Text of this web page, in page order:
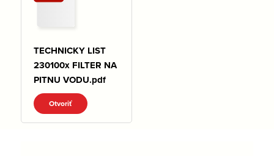
TECHNICKY LIST
230100x FILTER NA
PITNU VODU.pdf
Otvoriť